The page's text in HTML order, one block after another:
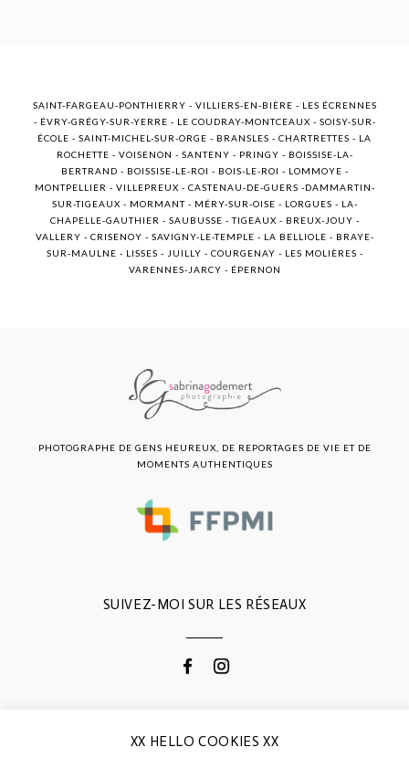
SAINT-FARGEAU-PONTHIERRY - VILLIERS-EN-BIÈRE - LES ÉCRENNES
- ÉVRY-GRÉGY-SUR-YERRE - LE COUDRAY-MONTCEAUX - SOISY-SUR-
ÉCOLE - SAINT-MICHEL-SUR-ORGE - BRANSLES - CHARTRETTES - LA
ROCHETTE - VOISENON - SANTENY - PRINGY - BOISSISE-LA-
BERTRAND - BOISSISE-LE-ROI - BOIS-LE-ROI - LOMMOYE -
MONTPELLIER - VILLEPREUX - CASTENAU-DE-GUERS -DAMMARTIN-
SUR-TIGEAUX - MORMANT - MÉRY-SUR-OISE - LORGUES - LA-
CHAPELLE-GAUTHIER - SAUBUSSE - TIGEAUX - BREUX-JOUY -
VALLERY - CRISENOY - SAVIGNY-LE-TEMPLE - LA BELLIOLE - BRAYE-
SUR-MAULNE - LISSES - JUILLY - COURGENAY - LES MOLIÈRES -
VARENNES-JARCY - ÉPERNON
SUIVEZ-MOI SUR LES RÉSEAUX
PHOTOGRAPHE DE GENS HEUREUX, DE REPORTAGES DE VIE ET DE
MOMENTS AUTHENTIQUES
CONTACTEZ-MOI
XX HELLO COOKIES XX